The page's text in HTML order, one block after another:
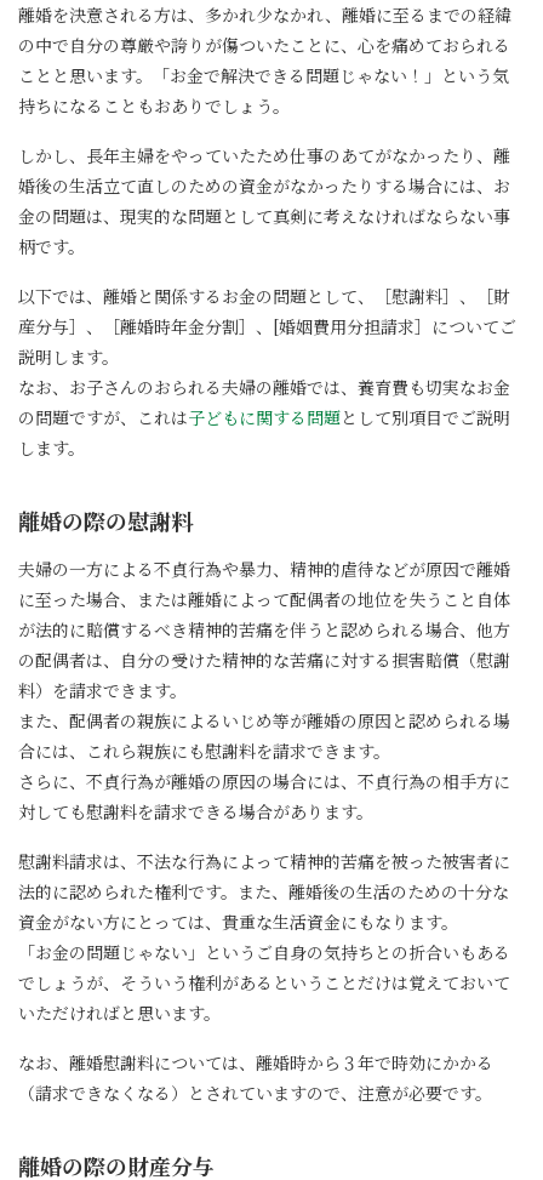
離婚を決意される方は、多かれ少なかれ、離婚に至るまでの経緯
の中で自分の尊厳や誇りが傷ついたことに、心を痛めておられる
ことと思います。「お金で解決できる問題じゃない！」という気
持ちになることもおありでしょう。
しかし、長年主婦をやっていたため仕事のあてがなかったり、離
婚後の生活立て直しのための資金がなかったりする場合には、お
金の問題は、現実的な問題として真剣に考えなければならない事
柄です。
以下では、離婚と関係するお金の問題として、［慰謝料］、［財
産分与］、［離婚時年金分割］、[婚姻費用分担請求］についてご
説明します。
なお、お子さんのおられる夫婦の離婚では、養育費も切実なお金
の問題ですが、これは子どもに関する問題として別項目でご説明
します。
離婚の際の慰謝料
夫婦の一方による不貞行為や暴力、精神的虐待などが原因で離婚
に至った場合、または離婚によって配偶者の地位を失うこと自体
が法的に賠償するべき精神的苦痛を伴うと認められる場合、他方
の配偶者は、自分の受けた精神的な苦痛に対する損害賠償（慰謝
料）を請求できます。
また、配偶者の親族によるいじめ等が離婚の原因と認められる場
合には、これら親族にも慰謝料を請求できます。
さらに、不貞行為が離婚の原因の場合には、不貞行為の相手方に
対しても慰謝料を請求できる場合があります。
慰謝料請求は、不法な行為によって精神的苦痛を被った被害者に
法的に認められた権利です。また、離婚後の生活のための十分な
資金がない方にとっては、貴重な生活資金にもなります。
「お金の問題じゃない」というご自身の気持ちとの折合いもある
でしょうが、そういう権利があるということだけは覚えておいて
いただければと思います。
なお、離婚慰謝料については、離婚時から３年で時効にかかる
（請求できなくなる）とされていますので、注意が必要です。
離婚の際の財産分与